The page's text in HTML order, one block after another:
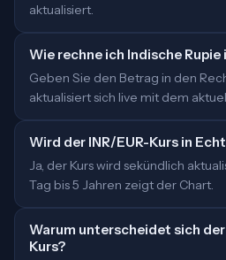
aktualisiert.
Wie rechne ich Indische Rupie
Geben Sie den Betrag in den
aktualisiert sich live mit dem
Wird der INR/EUR-Kurs in
Ja, der Kurs wird sekündlich
Tag bis 5 Jahren zeigt der Chart.
Warum unterscheidet sich
Kurs?